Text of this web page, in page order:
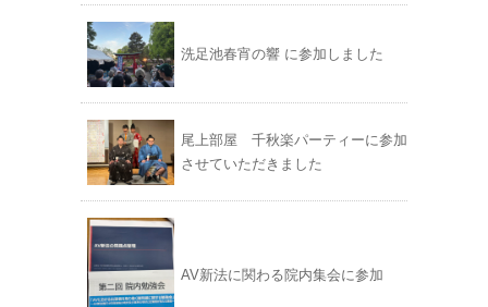
洗足池春宵の響 に参加しました
尾上部屋 千秋楽パーティーに参加
させていただきました
AV新法に関わる院内集会に参加